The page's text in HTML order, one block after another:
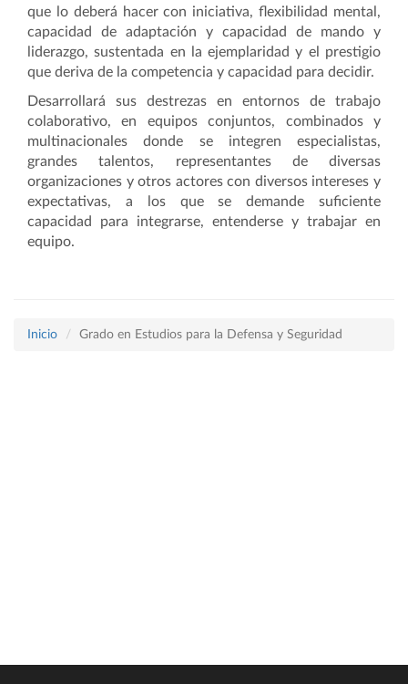
que lo deberá hacer con iniciativa, flexibilidad mental,
capacidad de adaptación y capacidad de mando y
liderazgo, sustentada en la ejemplaridad y el prestigio
que deriva de la competencia y capacidad para decidir.
Desarrollará sus destrezas en entornos de trabajo
colaborativo, en equipos conjuntos, combinados y
multinacionales donde se integren especialistas,
grandes talentos, representantes de diversas
organizaciones y otros actores con diversos intereses y
expectativas, a los que se demande suficiente
capacidad para integrarse, entenderse y trabajar en
equipo.
Inicio Grado en Estudios para la Defensa y Seguridad